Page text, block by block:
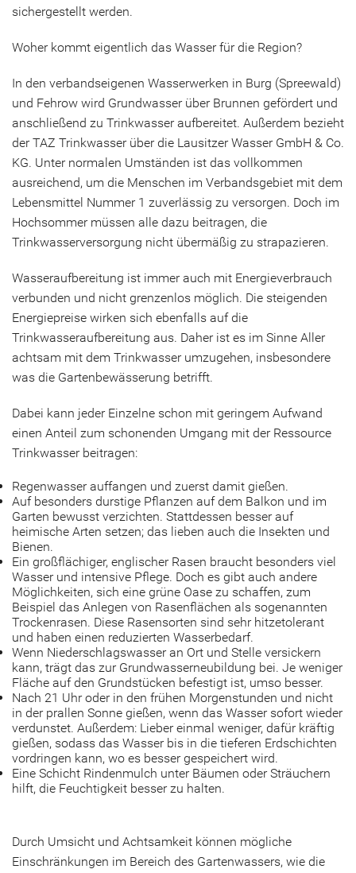
sichergestellt werden.
Woher kommt eigentlich das Wasser für die Region?
In den verbandseigenen Wasserwerken in Burg (Spreewald)
und Fehrow wird Grundwasser über Brunnen gefördert und
anschließend zu Trinkwasser aufbereitet. Außerdem bezieht
der TAZ Trinkwasser über die Lausitzer Wasser GmbH & Co.
KG. Unter normalen Umständen ist das vollkommen
ausreichend, um die Menschen im Verbandsgebiet mit dem
Lebensmittel Nummer 1 zuverlässig zu versorgen. Doch im
Hochsommer müssen alle dazu beitragen, die
Trinkwasserversorgung nicht übermäßig zu strapazieren.
Wasseraufbereitung ist immer auch mit Energieverbrauch
verbunden und nicht grenzenlos möglich. Die steigenden
Energiepreise wirken sich ebenfalls auf die
Trinkwasseraufbereitung aus. Daher ist es im Sinne Aller
achtsam mit dem Trinkwasser umzugehen, insbesondere
was die Gartenbewässerung betrifft.
Dabei kann jeder Einzelne schon mit geringem Aufwand
einen Anteil zum schonenden Umgang mit der Ressource
Trinkwasser beitragen:
Regenwasser auffangen und zuerst damit gießen.
Auf besonders durstige Pflanzen auf dem Balkon und im
Garten bewusst verzichten. Stattdessen besser auf
heimische Arten setzen; das lieben auch die Insekten und
Bienen.
Ein großflächiger, englischer Rasen braucht besonders viel
Wasser und intensive Pflege. Doch es gibt auch andere
Möglichkeiten, sich eine grüne Oase zu schaffen, zum
Beispiel das Anlegen von Rasenflächen als sogenannten
Trockenrasen. Diese Rasensorten sind sehr hitzetolerant
und haben einen reduzierten Wasserbedarf.
Wenn Niederschlagswasser an Ort und Stelle versickern
kann, trägt das zur Grundwasserneubildung bei. Je weniger
Fläche auf den Grundstücken befestigt ist, umso besser.
Nach 21 Uhr oder in den frühen Morgenstunden und nicht
in der prallen Sonne gießen, wenn das Wasser sofort wieder
verdunstet. Außerdem: Lieber einmal weniger, dafür kräftig
gießen, sodass das Wasser bis in die tieferen Erdschichten
vordringen kann, wo es besser gespeichert wird.
Eine Schicht Rindenmulch unter Bäumen oder Sträuchern
hilft, die Feuchtigkeit besser zu halten.
Durch Umsicht und Achtsamkeit können mögliche
Einschränkungen im Bereich des Gartenwassers, wie die